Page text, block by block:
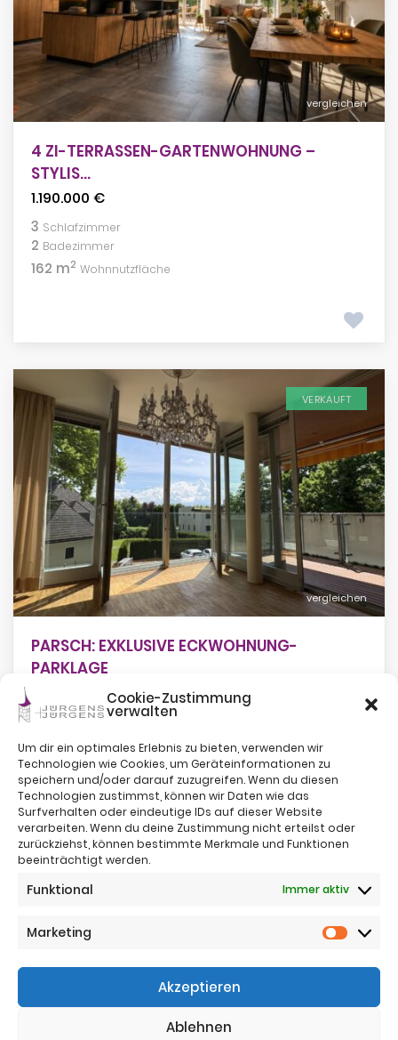
Cookie-Zustimmung
verwalten
Um dir ein optimales Erlebnis zu bieten, verwenden wir
Technologien wie Cookies, um Geräteinformationen zu
speichern und/oder darauf zuzugreifen. Wenn du diesen
Technologien zustimmst, können wir Daten wie das
Surfverhalten oder eindeutige IDs auf dieser Website
verarbeiten. Wenn du deine Zustimmung nicht erteilst oder
zurückziehst, können bestimmte Merkmale und Funktionen
beeinträchtigt werden.
Funktional Immer aktiv
Marketing
Akzeptieren
Ablehnen
vergleichen
4 ZI-TERRASSEN-GARTENWOHNUNG –
STYLIS...
1.190.000 €
3 Schlafzimmer
2 Badezimmer
162 m2 Wohnnutzfläche
vergleichen
VERKAUFT
PARSCH: EXKLUSIVE ECKWOHNUNG-
PARKLAGE
Telefon:+43 (0)664 4221383
office@jj-immo.at